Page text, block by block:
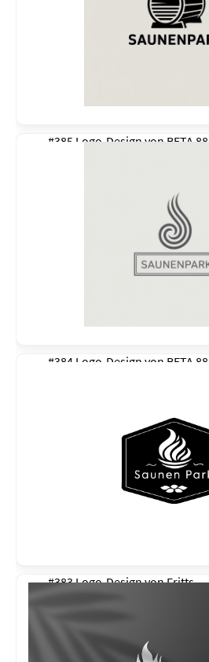
#385 Logo-Design vonBETA 88
#384 Logo-Design von BETA 88
#383 Logo-Design vonFritts